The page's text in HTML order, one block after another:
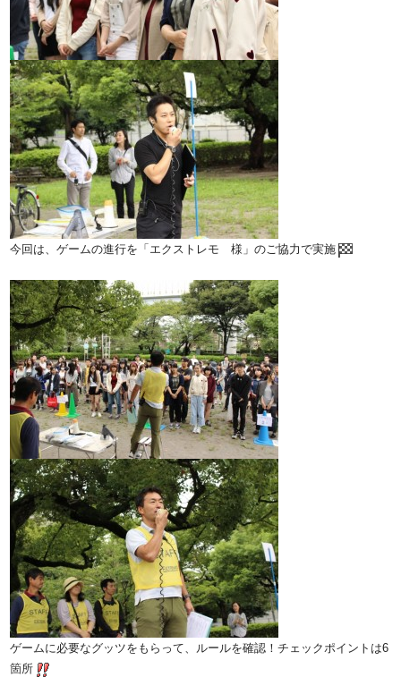
今回は、ゲームの進行を「エクストレモ 様」のご協力で実施
ゲームに必要なグッツをもらって、ルールを確認！チェックポイントは6
箇所